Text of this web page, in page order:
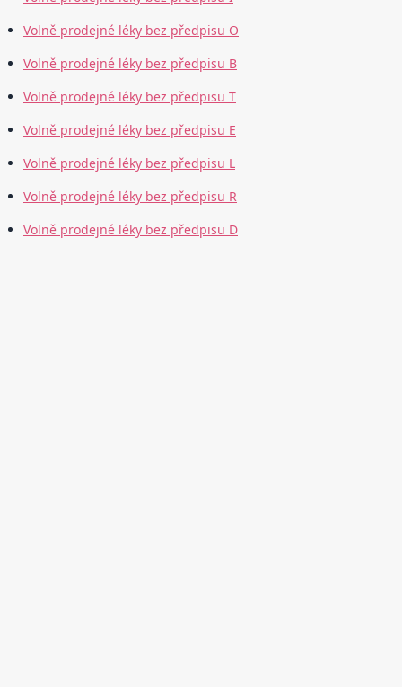
Volně prodejné léky bez předpisu O
Volně prodejné léky bez předpisu B
Volně prodejné léky bez předpisu T
Volně prodejné léky bez předpisu E
Volně prodejné léky bez předpisu L
Volně prodejné léky bez předpisu R
Volně prodejné léky bez předpisu D